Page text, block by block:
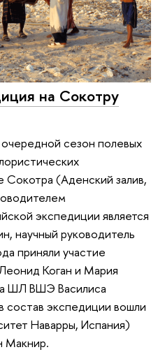
на Сокотру
сезон полевых
Сокотра (Аденский залив,
экспедиции является
научный руководитель
приняли участие
Коган и Мария
ШЛ ВШЭ Василиса
состав экспедиции вошли
Наварры, Испания)
Макнир.